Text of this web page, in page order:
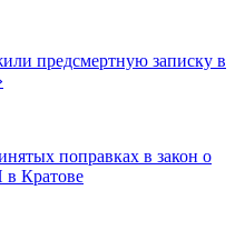
предсмертную записку в
поправках в закон о
в Кратове